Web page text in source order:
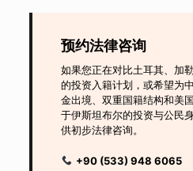
预约法律咨询
如果您正在对比土耳其、加
的投资入籍计划，或希望为
金出境、双重国籍结构和美
于伊斯坦布尔的投资与公民
供初步法律咨询。
+90 (533) 948 6065